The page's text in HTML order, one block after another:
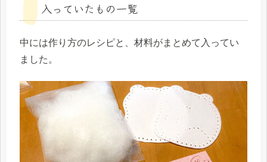
入っていたもの一覧
中には作り方のレシピと、材料がまとめて入ってい
ました。